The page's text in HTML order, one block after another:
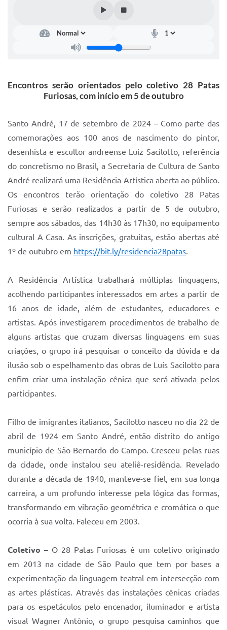
Legislação
Lei de acesso à informação
Mobilidade Urbana Sustentável
Parque Escola
Portal da Educação
Quadra Fiscal
SIC
Autarquias
Encontros serão orientados pelo coletivo 28 Patas
Furiosas, com início em 5 de outubro
Santo André, 17 de setembro de 2024 – Como parte das
comemorações aos 100 anos de nascimento do pintor,
desenhista e escultor andreense Luiz Sacilotto, referência
do concretismo no Brasil, a Secretaria de Cultura de Santo
André realizará uma Residência Artística aberta ao público.
Os encontros terão orientação do coletivo 28 Patas
Furiosas e serão realizados a partir de 5 de outubro,
sempre aos sábados, das 14h30 às 17h30, no equipamento
cultural A Casa. As inscrições, gratuitas, estão abertas até
1º de outubro em https://bit.ly/residencia28patas.
A Residência Artística trabalhará múltiplas linguagens,
acolhendo participantes interessados em artes a partir de
16 anos de idade, além de estudantes, educadores e
artistas. Após investigarem procedimentos de trabalho de
alguns artistas que cruzam diversas linguagens em suas
criações, o grupo irá pesquisar o conceito da dúvida e da
ilusão sob o espelhamento das obras de Luís Sacilotto para
enfim criar uma instalação cênica que será ativada pelos
participantes.
Filho de imigrantes italianos, Sacilotto nasceu no dia 22 de
abril de 1924 em Santo André, então distrito do antigo
município de São Bernardo do Campo. Cresceu pelas ruas
da cidade, onde instalou seu ateliê-residência. Revelado
durante a década de 1940, manteve-se fiel, em sua longa
carreira, a um profundo interesse pela lógica das formas,
transformando em vibração geométrica e cromática o que
ocorria à sua volta. Faleceu em 2003.
Coletivo –O 28 Patas Furiosas é um coletivo originado
em 2013 na cidade de São Paulo que tem por bases a
experimentação da linguagem teatral em intersecção com
as artes plásticas. Através das instalações cênicas criadas
para os espetáculos pelo encenador, iluminador e artista
visual Wagner Antônio, o grupo pesquisa caminhos que